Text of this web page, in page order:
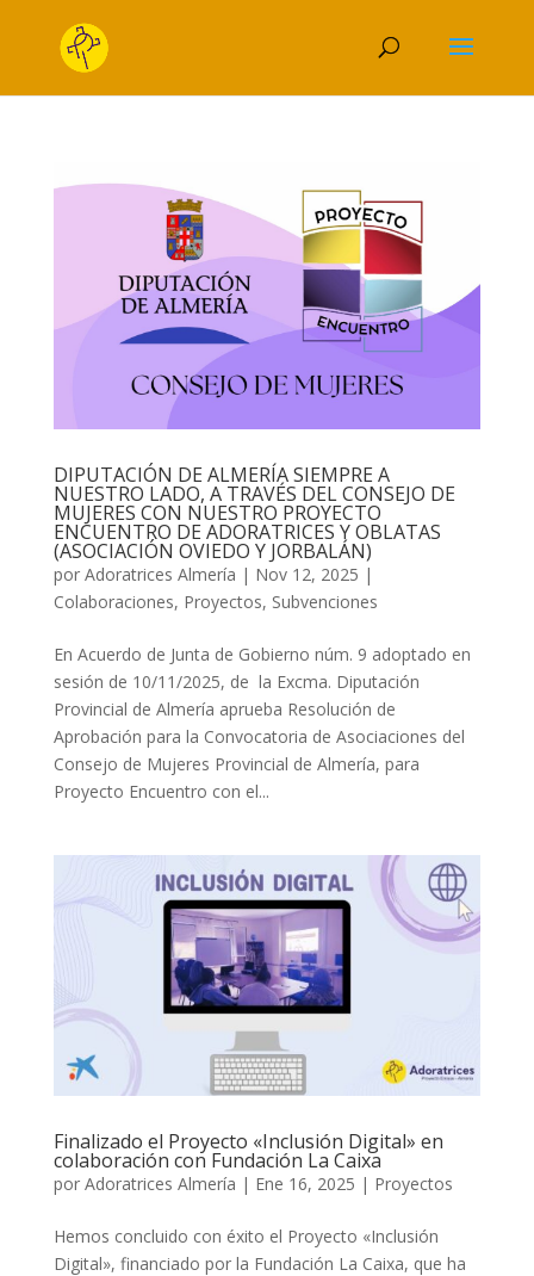
DIPUTACIÓN DE ALMERÍA SIEMPRE A
NUESTRO LADO, A TRAVÉS DEL CONSEJO DE
MUJERES CON NUESTRO PROYECTO
ENCUENTRO DE ADORATRICES Y OBLATAS
(ASOCIACIÓN OVIEDO Y JORBALÁN)
por Adoratrices Almería | Nov 12, 2025 |
Colaboraciones, Proyectos, Subvenciones
En Acuerdo de Junta de Gobierno núm. 9 adoptado en
sesión de 10/11/2025, de la Excma. Diputación
Provincial de Almería aprueba Resolución de
Aprobación para la Convocatoria de Asociaciones del
Consejo de Mujeres Provincial de Almería, para
Proyecto Encuentro con el...
Finalizado el Proyecto «Inclusión Digital» en
colaboración con Fundación La Caixa
por Adoratrices Almería | Ene 16, 2025 | Proyectos
Hemos concluido con éxito el Proyecto «Inclusión
Digital», financiado por la Fundación La Caixa, que ha